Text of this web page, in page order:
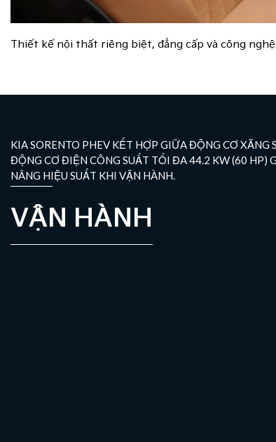
Thiết kế nội thất riêng biệt, đẳng cấp và công
KIA SORENTO PHEV KẾT HỢP GIỮA ĐỘNG CƠ XĂNG
ĐỘNG CƠ ĐIỆN CÔNG SUẤT TỐI ĐA 44.2 KW (60 HP)
NÂNG HIỆU SUẤT KHI VẬN HÀNH.
VẬN HÀNH